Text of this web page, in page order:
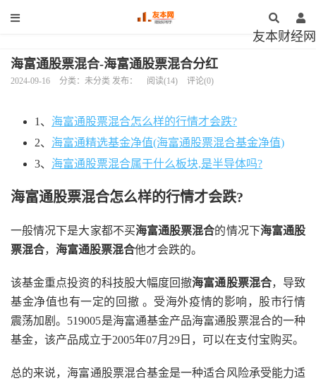
友本财经网
海富通股票混合-海富通股票混合分红
2024-09-16 分类：未分类 发布： 阅读(14) 评论(0)
1、 海富通股票混合怎么样的行情才会跌?
2、 海富通精选基金净值(海富通股票混合基金净值)
3、 海富通股票混合属于什么板块,是半导体吗?
海富通股票混合怎么样的行情才会跌?
一般情况下是大家都不买海富通股票混合的情况下海富通股
票混合， 海富通股票混合他才会跌的。
该基金重点投资的科技股大幅度回撤海富通股票混合，导致
基金净值也有一定的回撤 。受海外疫情的影响，股市行情
震荡加剧。519005是海富通基金产品海富通股票混合的一种
基金，该产品成立于2005年07月29日，可以在支付宝购买。
总的来说，海富通股票混合基金是一种适合风险承受能力适